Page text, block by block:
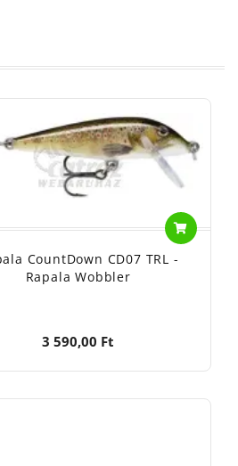
CountDown CD07 TRL -
Rapala Wobbler
3 590,00 Ft